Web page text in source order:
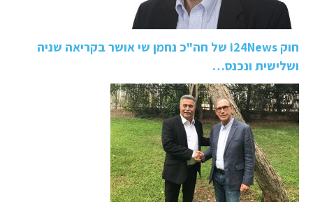
חוק i24News של חה"כ נחמן שי אושר בקריאה שניה
ושלישית ונכנס…